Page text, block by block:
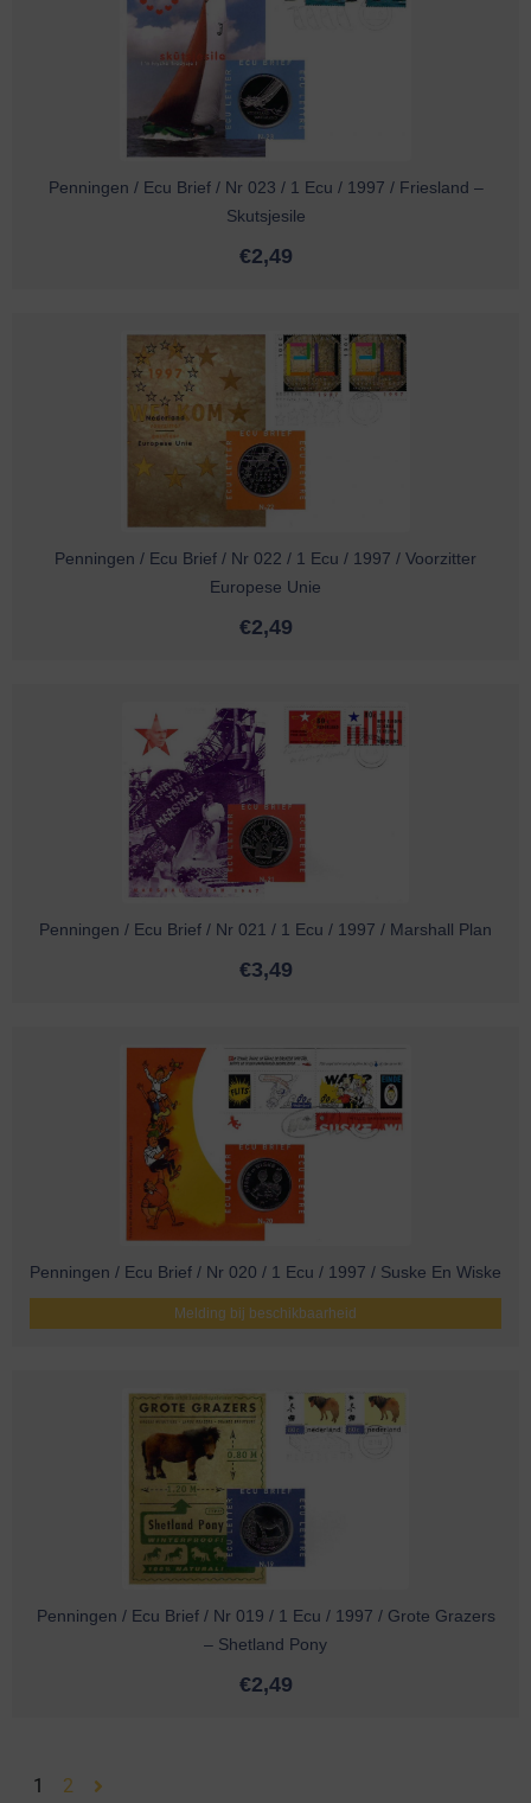
Penningen / Ecu Brief / Nr 023 / 1 Ecu / 1997 / Friesland –
Skutsjesile
€2,49
Penningen / Ecu Brief / Nr 022 / 1 Ecu / 1997 / Voorzitter
Europese Unie
€2,49
Penningen / Ecu Brief / Nr 021 / 1 Ecu / 1997 / Marshall Plan
€3,49
Penningen / Ecu Brief / Nr 020 / 1 Ecu / 1997 / Suske En Wiske
Melding bij beschikbaarheid
Penningen / Ecu Brief / Nr 019 / 1 Ecu / 1997 / Grote Grazers
– Shetland Pony
€2,49
1 2